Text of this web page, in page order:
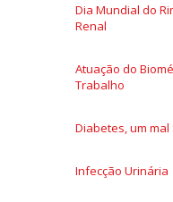
Dia Mundial do
Renal
Atuação do
Trabalho
Diabetes, um mal
Infecção Urinária